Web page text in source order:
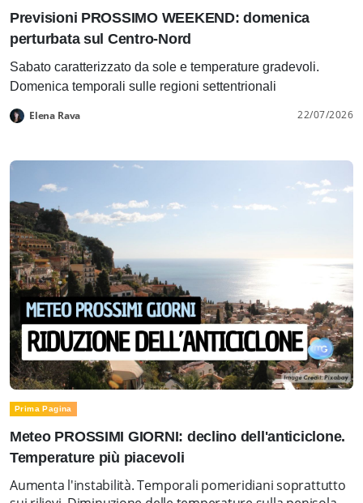
Previsioni PROSSIMO WEEKEND: domenica
perturbata sul Centro-Nord
Sabato caratterizzato da sole e temperature gradevoli.
Domenica temporali sulle regioni settentrionali
Elena Rava 22/07/2026
Prima Pagina
Meteo PROSSIMI GIORNI: declino dell'anticiclone.
Temperature più piacevoli
Aumenta l'instabilità. Temporali pomeridiani soprattutto